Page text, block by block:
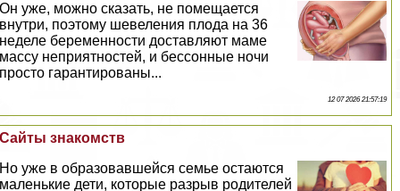
Он уже, можно сказать, не помещается
внутри, поэтому шевеления плода на 36
неделе беременности доставляют маме
массу неприятностей, и бессонные ночи
просто гарантированы...
12 07 2026 21:57:19
Сайты знакомств
Но уже в образовавшейся семье остаются
маленькие дети, которые разрыв родителей